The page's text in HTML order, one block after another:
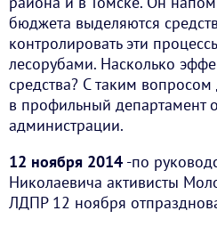
бюджета выделяются
контролировать эти
лесорубами. Насколько
средства? С таким вопросом
в профильный департамент
администрации.
12 ноября 2014 -по
Николаевича активисты
ЛДПР 12 ноября